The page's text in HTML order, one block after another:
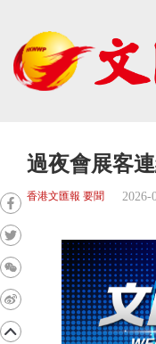
過夜會展客
香港文匯報 要聞 2026-